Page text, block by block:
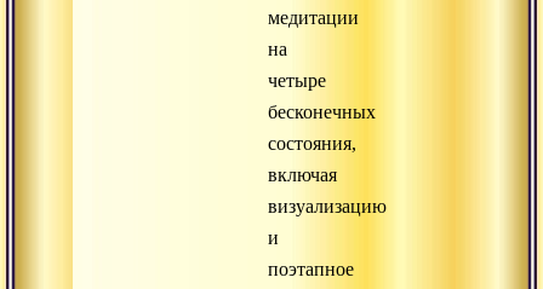
медитации
на
четыре
бесконечных
состояния,
включая
визуализацию
и
поэтапное